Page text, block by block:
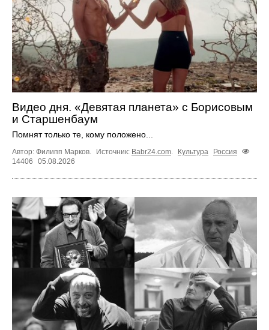
Видео дня. «Девятая планета» с Борисовым
и Старшенбаум
Помнят только те, кому положено...
Автор: Филипп Марков. Источник: Babr24.com. Культура
Россия
14406
05.08.2026